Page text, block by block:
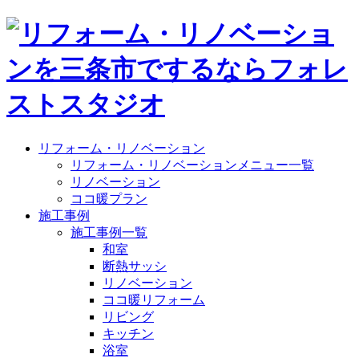
リフォーム・リノベーション
リフォーム・リノベーションメニュー一覧
リノベーション
ココ暖プラン
施工事例
施工事例一覧
和室
断熱サッシ
リノベーション
ココ暖リフォーム
リビング
キッチン
浴室